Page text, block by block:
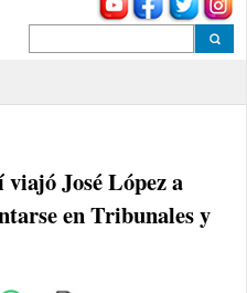
José López a
en Tribunales y